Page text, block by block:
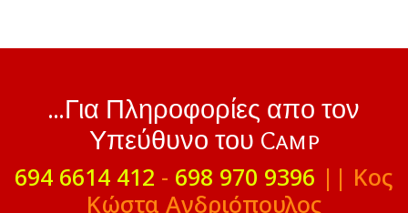
...Για Πληροφορίες απο τον
Υπεύθυνο του Camp
694 6614 412 - 698 970 9396 || Κος
Κώστα Ανδριόπουλος